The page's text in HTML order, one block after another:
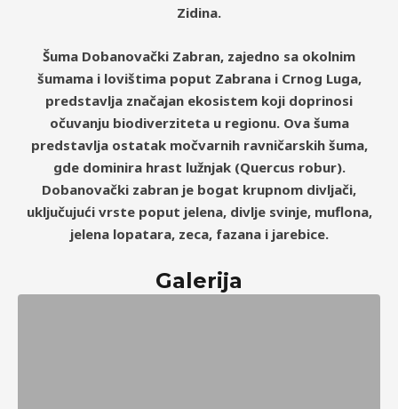
Zidina.
​​Šuma Dobanovački Zabran, zajedno sa okolnim
šumama i lovištima poput Zabrana i Crnog Luga,
predstavlja značajan ekosistem koji doprinosi
očuvanju biodiverziteta u regionu. Ova šuma
predstavlja ostatak močvarnih ravničarskih šuma,
gde dominira hrast lužnjak (Quercus robur).
Dobanovački zabran je bogat krupnom divljači,
uključujući vrste poput jelena, divlje svinje, muflona,
jelena lopatara, zeca, fazana i jarebice.
Galerija